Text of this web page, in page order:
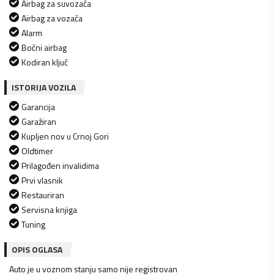
Airbag za suvozača
Airbag za vozača
Alarm
Bočni airbag
Kodiran ključ
ISTORIJA VOZILA
Garancija
Garažiran
Kupljen nov u Crnoj Gori
Oldtimer
Prilagođen invalidima
Prvi vlasnik
Restauriran
Servisna knjiga
Tuning
OPIS OGLASA